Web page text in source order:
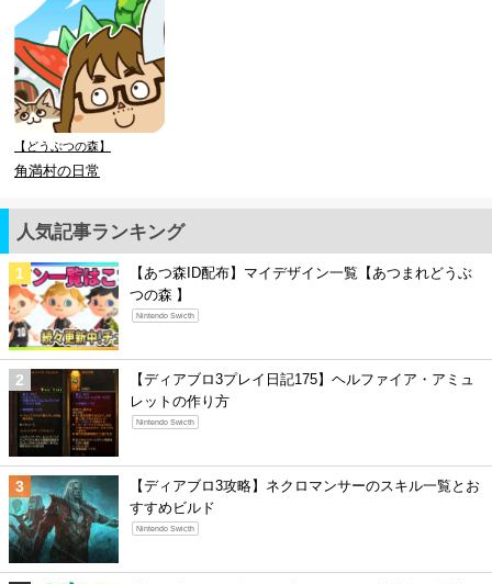
【どうぶつの森】
角満村の日常
人気記事ランキング
【あつ森ID配布】マイデザイン一覧【あつまれどうぶ
つの森 】
Nintendo Swicth
【ディアブロ3プレイ日記175】ヘルファイア・アミュ
レットの作り方
Nintendo Swicth
【ディアブロ3攻略】ネクロマンサーのスキル一覧とお
すすめビルド
Nintendo Swicth